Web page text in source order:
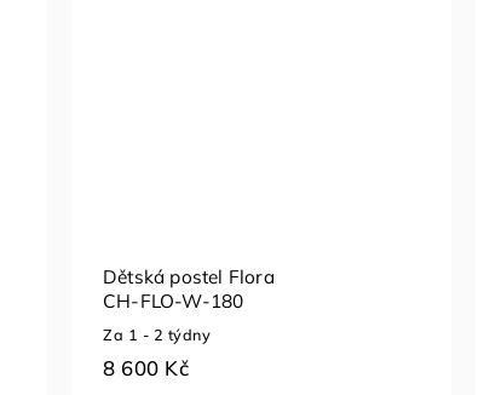
Dětská postel Flora
CH-FLO-W-180
Za 1 - 2 týdny
8 600 Kč